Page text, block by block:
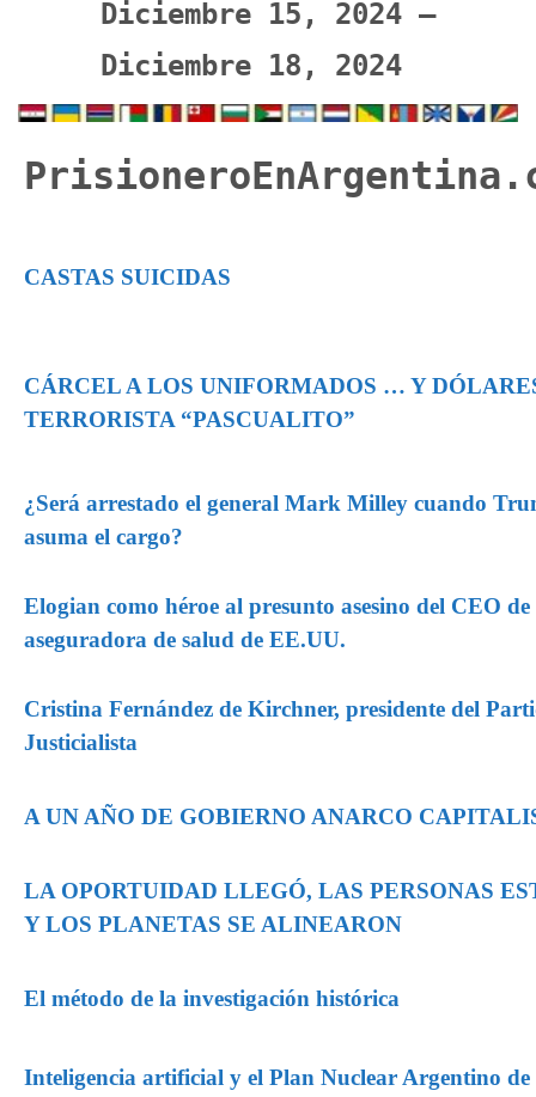
Diciembre 15, 2024 –
Diciembre 18, 2024
CASTAS SUICIDAS
CÁRCEL A LOS UNIFORMADOS … Y
TERRORISTA “PASCUALITO”
¿Será arrestado el general Mark Milley cuando
asuma el cargo?
Elogian como héroe al presunto asesino del CEO
aseguradora de salud de EE.UU.
Cristina Fernández de Kirchner, presidente del
Justicialista
A UN AÑO DE GOBIERNO ANARCO
LA OPORTUIDAD LLEGÓ, LAS PERSONAS
Y LOS PLANETAS SE ALINEARON
El método de la investigación histórica
Inteligencia artificial y el Plan Nuclear Argentino